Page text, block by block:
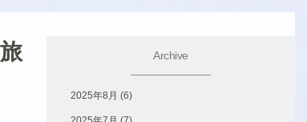
Archive
2025年8月 (6)